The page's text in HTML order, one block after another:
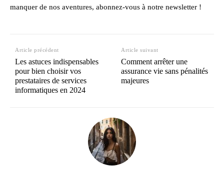
manquer de nos aventures, abonnez-vous à notre newsletter !
Article précédent
Les astuces indispensables
pour bien choisir vos
prestataires de services
informatiques en 2024
Article suivant
Comment arrêter une
assurance vie sans pénalités
majeures